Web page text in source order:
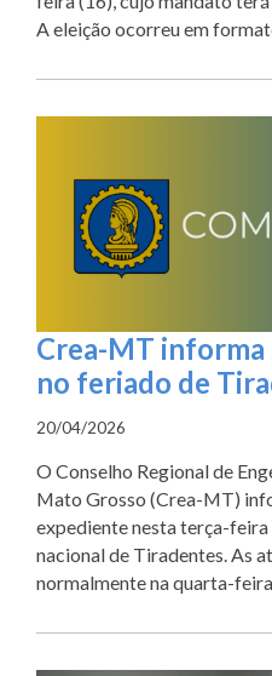
A eleição ocorreu em
Crea-MT
no feriado de
20/04/2026
O Conselho Regional de
Mato Grosso (Crea-MT)
expediente nesta terça-
nacional de Tiradentes. As
normalmente na quarta-feira